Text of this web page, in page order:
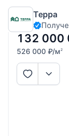
современном
перестроен. В
гостиной
стоимость.
Терра
132 000
526 000 ₽/м2